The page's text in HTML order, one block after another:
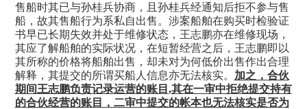
售船时其已与孙桂兵协商，且孙桂兵经通知后拒不参与售
船，故其售船行为系私自出售。涉案船舶在购买时检验证
书早已长期失效并处于维修状态，王志鹏亦在维修现场，
其应了解船舶的实际状况，在短暂经营之后，王志鹏即以
其所称的价格将船舶出售，却未对为何低价出售作出合理
解释，其提交的所谓买船人信息亦无法核实。 加之，合伙
期间王志鹏负责记录运营的账目 ,其在一审中拒绝提交持有
的合伙经营的账目，二审中提交的帐本也无法核实是否为